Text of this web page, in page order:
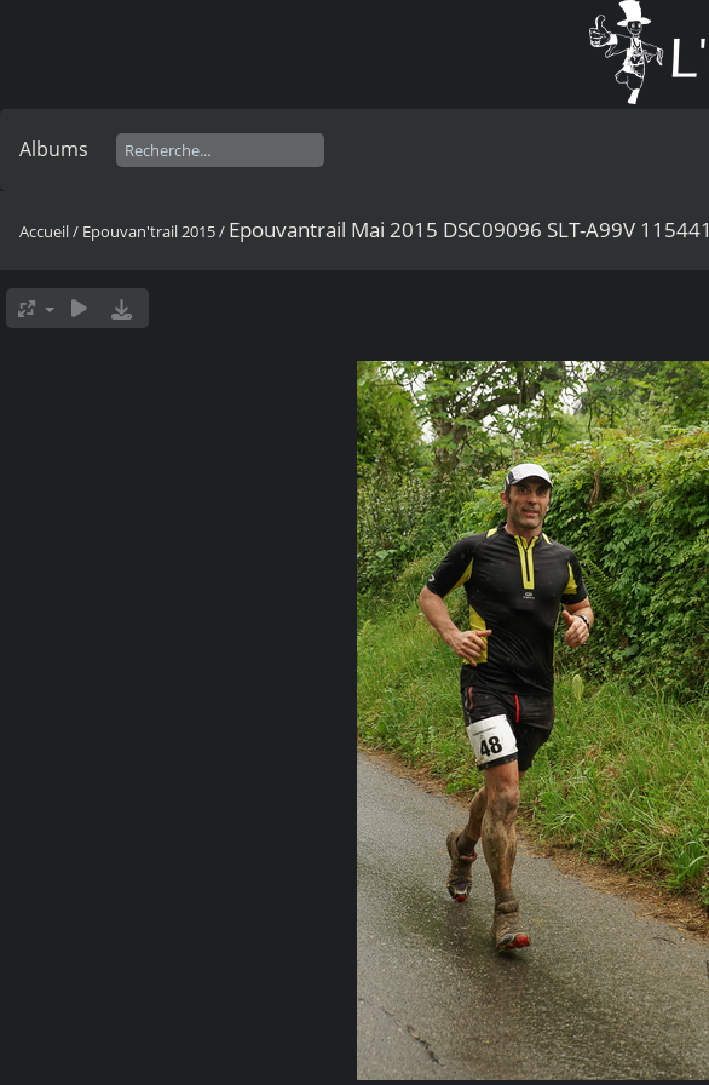
Albums
Accueil/ Epouvan'trail 2015/ Epouvantrail Mai 2015 DSC09096 SLT-A99V 115441